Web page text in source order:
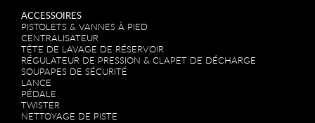
ACCESSOIRES
PISTOLETS & VANNES À PIED
CENTRALISATEUR
TÊTE DE LAVAGE DE RÉSERVOIR
RÉGULATEUR DE PRESSION & CLAPET DE DÉCHARGE
SOUPAPES DE SÉCURITÉ
LANCE
PÉDALE
TWISTER
NETTOYAGE DE PISTE